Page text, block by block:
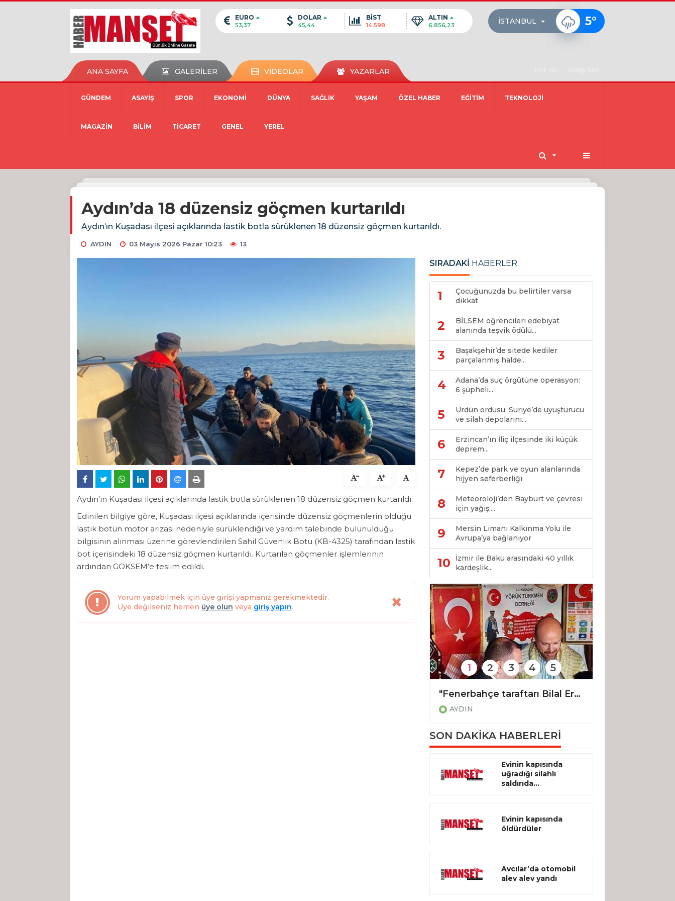
EURO
53,37
DOLAR
45,44
BİST
14.598
ALTIN
6.856,23 İSTANBUL 5°
ANA SAYFA GALERİLER VİDEOLAR YAZARLAR
GÜNDEM ASAYİŞ SPOR EKONOMİ DÜNYA SAĞLIK YAŞAM ÖZEL HABER EĞİTİM TEKNOLOJİ
MAGAZİN BİLİM TİCARET GENEL YEREL
Aydın’da 18 düzensiz göçmen kurtarıldı
Aydın’ın Kuşadası ilçesi açıklarında lastik botla sürüklenen 18 düzensiz göçmen kurtarıldı.
AYDIN 03 Mayıs 2026 Pazar 10:23 13
Aydın’ın Kuşadası ilçesi açıklarında lastik botla sürüklenen 18 düzensiz göçmen kurtarıldı.
Edinilen bilgiye göre, Kuşadası ilçesi açıklarında içerisinde düzensiz göçmenlerin olduğu
lastik botun motor arızası nedeniyle sürüklendiği ve yardım talebinde bulunulduğu
bilgisinin alınması üzerine görevlendirilen Sahil Güvenlik Botu (KB-4325) tarafından lastik
bot içerisindeki 18 düzensiz göçmen kurtarıldı. Kurtarılan göçmenler işlemlerinin
ardından GÖKSEM’e teslim edildi.
Yorum yapabilmek için üye girişi yapmanız gerekmektedir.
Üye değilseniz hemen üye olun veya giriş yapın.
SIRADAKİ HABERLER
1
Çocuğunuzda bu belirtiler varsa
dikkat
2
BİLSEM öğrencileri edebiyat
alanında teşvik ödülü...
3
Başakşehir’de sitede kediler
parçalanmış halde...
4
Adana’da suç örgütüne operasyon:
6 şüpheli...
5
Ürdün ordusu, Suriye’de uyuşturucu
ve silah depolarını...
6
Erzincan’ın İliç ilçesinde iki küçük
deprem...
7
Kepez’de park ve oyun alanlarında
hijyen seferberliği
8
Meteoroloji’den Bayburt ve çevresi
için yağış,...
9
Mersin Limanı Kalkınma Yolu ile
Avrupa’ya bağlanıyor
10
İzmir ile Bakü arasındaki 40 yıllık
kardeşlik...
"Fenerbahçe taraftarı Bilal Erdoğan’a Aydın’da madalyalı sarı kanarya sürprizi
AYDIN
1 2 3 4 5
SON DAKİKA HABERLERİ
Evinin kapısında
uğradığı silahlı
saldırıda...
Evinin kapısında
öldürdüler
Avcılar’da otomobil
alev alev yandı